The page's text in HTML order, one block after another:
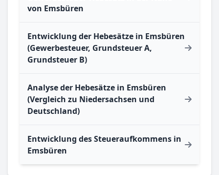
von Emsbüren
Entwicklung der Hebesätze in Emsbüren
(Gewerbesteuer, Grundsteuer A,
Grundsteuer B)
Analyse der Hebesätze in Emsbüren
(Vergleich zu Niedersachsen und
Deutschland)
Entwicklung des Steueraufkommens in
Emsbüren